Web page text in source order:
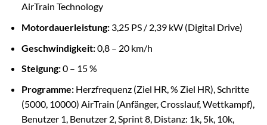
AirTrain Technology
Motordauerleistung:3,25 PS / 2,39 kW (Digital Drive)
Geschwindigkeit:0,8 – 20 km/h
Steigung:0 – 15 %
Programme:Herzfrequenz (Ziel HR, % Ziel HR), Schritte
(5000, 10000) AirTrain (Anfänger, Crosslauf, Wettkampf),
Benutzer 1, Benutzer 2, Sprint 8, Distanz: 1k, 5k, 10k,